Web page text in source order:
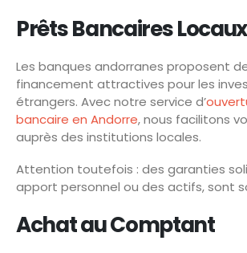
Prêts Bancaires Locaux
Les banques andorranes proposent
financement attractives pour les
étrangers. Avec notre service d’
bancaire en Andorre, nous facilitons
auprès des institutions locales.
Attention toutefois : des garanties
apport personnel ou des actifs, sont
Achat au Comptant